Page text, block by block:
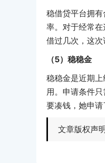
稳借贷平台拥
率。对于经常
借过几次，这次
（5）稳稳金
稳稳金是近期
用。申请条件
要凑钱，她申
文章版权声